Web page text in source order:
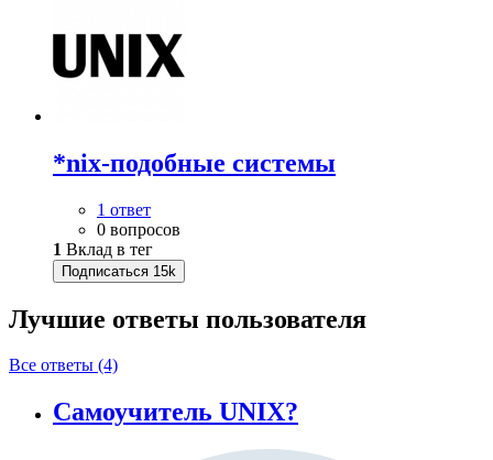
*nix-подобные системы
1 ответ
0 вопросов
1 Вклад в тег
Подписаться 15k
Лучшие ответы пользователя
Все ответы (4)
Самоучитель UNIX?